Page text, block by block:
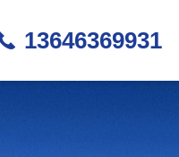
13646369931